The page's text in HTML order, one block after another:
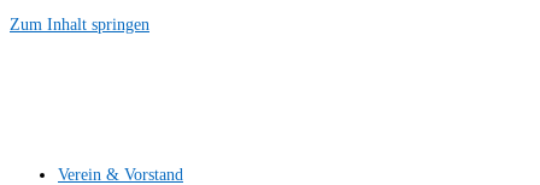
Zum Inhalt springen
Verein & Vorstand